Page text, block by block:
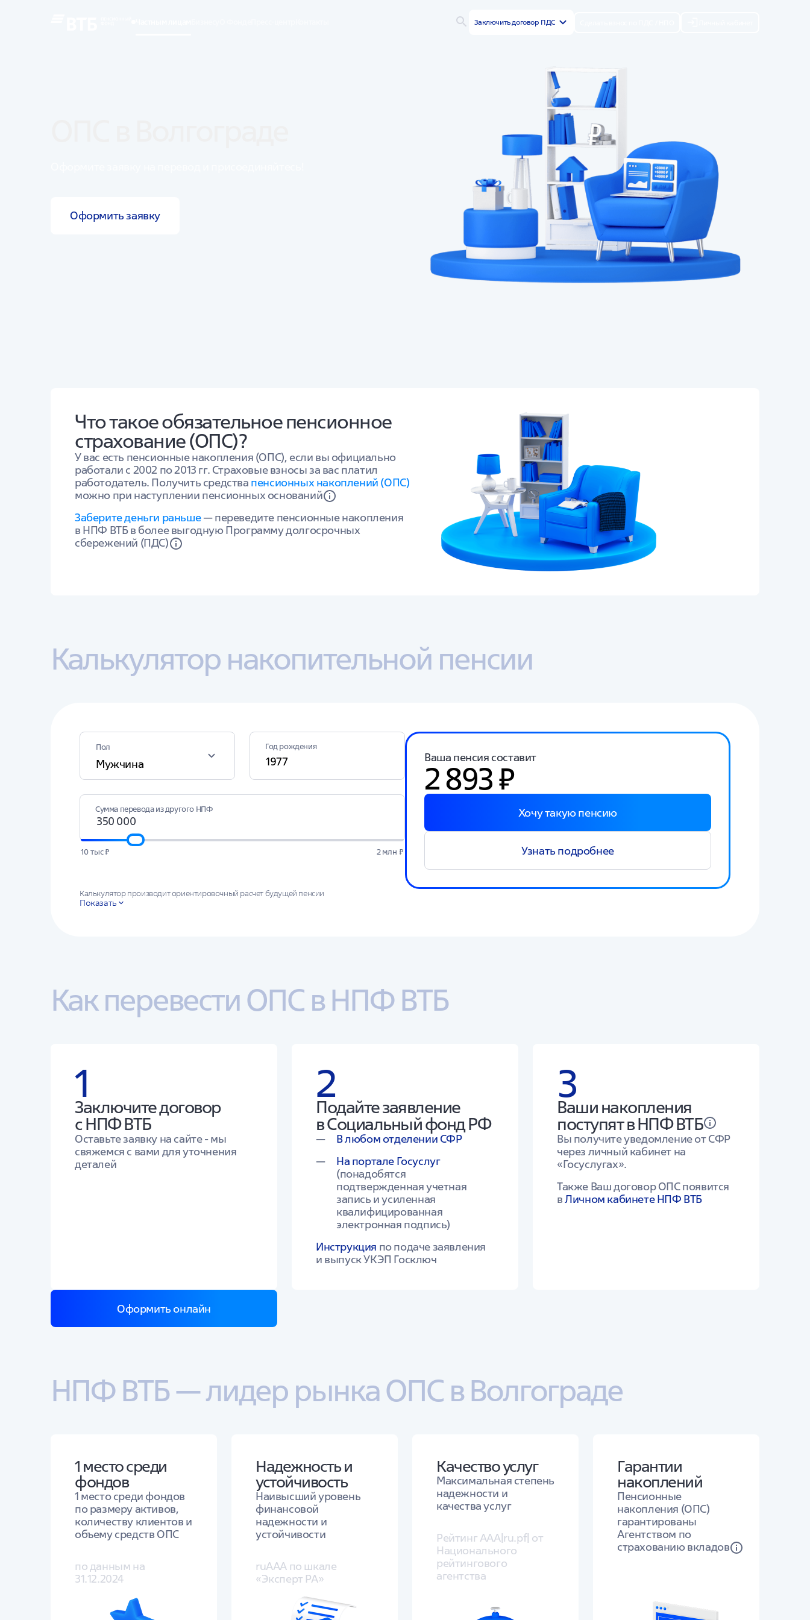
Заключить договор ПДС
Оформить заявку
Что такое обязательное пенсионное
страхование (ОПС)?
У вас есть пенсионные накопления (ОПС), если вы официально
работали с 2002 по 2013 гг. Страховые взносы за вас платил
работодатель. Получить средства пенсионных накоплений (ОПС)
можно при наступлении пенсионных оснований
Заберите деньги раньше— переведите пенсионные накопления
в НПФ ВТБ в более выгодную Программу долгосрочных
сбережений (ПДС)
Калькулятор накопительной пенсии
Пол
Мужчина
Год рождения
Сумма перевода из другого НПФ
10 тыс ₽ 2 млн ₽
Калькулятор производит ориентировочный расчет будущей пенсии
Показать
Ваша пенсия составит
2 893 ₽
Хочу такую пенсию
Узнать подробнее
Как перевести ОПС в НПФ ВТБ
1
Заключите договор
с НПФ ВТБ
Оставьте заявку на сайте - мы
свяжемся с вами для уточнения
деталей
2
Подайте заявление
в Социальный фонд РФ
В любом отделении СФР
На портале Госуслуг
(понадобятся
подтвержденная учетная
запись и усиленная
квалифицированная
электронная подпись)
Инструкция по подаче заявления
и выпуск УКЭП Госключ
3
Ваши накопления
поступят в НПФ ВТБ
Вы получите уведомление от СФР
через личный кабинет на
«Госуслугах».
Также Ваш договор ОПС появится
вЛичном кабинете НПФ ВТБ
Оформить онлайн
НПФ ВТБ — лидер рынка ОПС в Волгограде
1 место среди
фондов
1 место среди фондов
по размеру активов,
количеству клиентов и
объему средств ОПС
по данным на
31.12.2024
Надежность и
устойчивость
Наивысший уровень
финансовой
надежности и
устойчивости
ruAAA по шкале
«Эксперт РА»
Качество услуг
Максимальная степень
надежности и
качества услуг
Рейтинг ААА|ru.pf| от
Национального
рейтингового
агентства
Гарантии
накоплений
Пенсионные
накопления (ОПС)
гарантированы
Агентством по
страхованию вкладов